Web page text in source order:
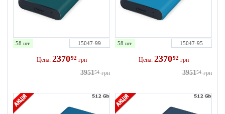
58 шт. 15047-99
Цена: 237092 грн
395154 грн
58 шт. 15047-95
Цена: 237092 грн
395154 грн